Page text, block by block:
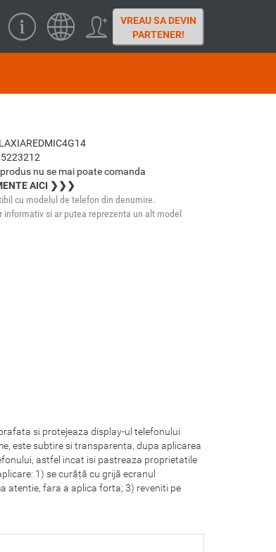
VREAU SA DEVIN
PARTENER!
nu se mai poate comanda
AICI ❯❯❯
cu modelul de telefon din denumire.
informativ si ar putea reprezenta un alt model
si protejeaza display-ul telefonului
este subtire si transparenta, dupa aplicarea
astfel incat isi pastreaza proprietatile
1) se curăță cu grijă ecranul
atentie, fara a aplica forta; 3) reveniti pe